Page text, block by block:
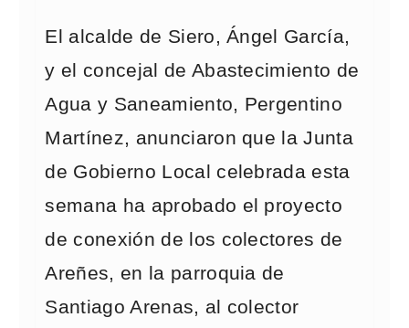
El alcalde de Siero, Ángel García,
y el concejal de Abastecimiento de
Agua y Saneamiento, Pergentino
Martínez, anunciaron que la Junta
de Gobierno Local celebrada esta
semana ha aprobado el proyecto
de conexión de los colectores de
Areñes, en la parroquia de
Santiago Arenas, al colector